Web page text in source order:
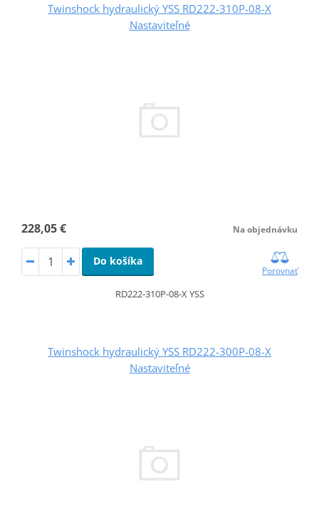
Twinshock hydraulický YSS RD222-310P-08-X
Nastaviteľné
228,05 € Na objednávku
Do košíka
Porovnať
RD222-310P-08-X YSS
Twinshock hydraulický YSS RD222-300P-08-X
Nastaviteľné